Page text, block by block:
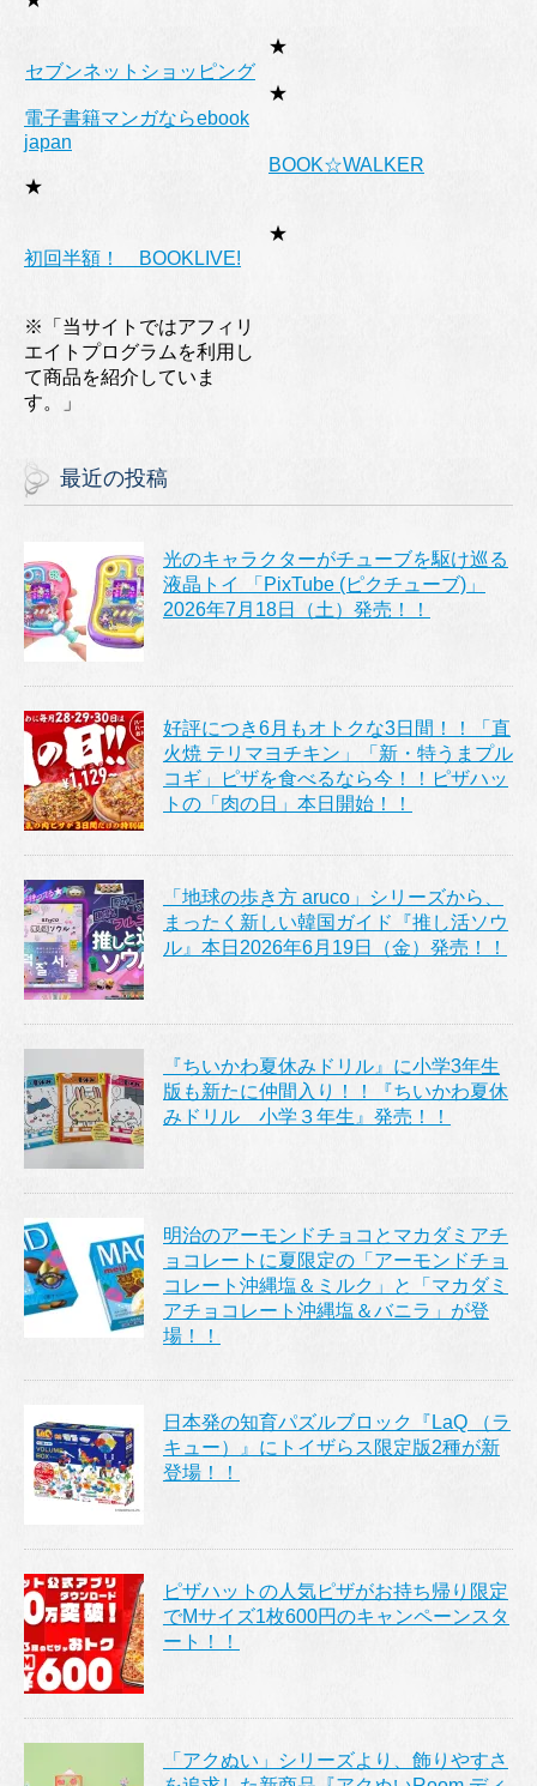
★
セブンネットショッピング
★
電子書籍マンガならebook
japan
★
BOOK☆WALKER
★
初回半額！ BOOKLIVE!
※「当サイトではアフィリ
エイトプログラムを利用し
て商品を紹介していま
す。」
最近の投稿
光のキャラクターがチューブを駆け巡る
液晶トイ 「PixTube (ピクチューブ)」
2026年7月18日（土）発売！！
好評につき6月もオトクな3日間！！「直
火焼 テリマヨチキン」「新・特うまプル
コギ」ピザを食べるなら今！！ピザハッ
トの「肉の日」本日開始！！
「地球の歩き方 aruco」シリーズから、
まったく新しい韓国ガイド『推し活ソウ
ル』本日2026年6月19日（金）発売！！
『ちいかわ夏休みドリル』に小学3年生
版も新たに仲間入り！！『ちいかわ夏休
みドリル 小学３年生』発売！！
明治のアーモンドチョコとマカダミアチ
ョコレートに夏限定の「アーモンドチョ
コレート沖縄塩＆ミルク」と「マカダミ
アチョコレート沖縄塩＆バニラ」が登
場！！
日本発の知育パズルブロック『LaQ （ラ
キュー）』にトイザらス限定版2種が新
登場！！
ピザハットの人気ピザがお持ち帰り限定
でMサイズ1枚600円のキャンペーンスタ
ート！！
「アクぬい」シリーズより、飾りやすさ